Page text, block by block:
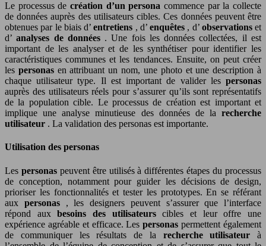
Le processus de création d’un persona commence par la collecte
de données auprès des utilisateurs cibles. Ces données peuvent être
obtenues par le biais d’entretiens , d’ enquêtes , d’ observations et
d’analyses de données . Une fois les données collectées, il est
important de les analyser et de les synthétiser pour identifier les
caractéristiques communes et les tendances. Ensuite, on peut créer
les personas en attribuant un nom, une photo et une description à
chaque utilisateur type. Il est important de valider les personas
auprès des utilisateurs réels pour s’assurer qu’ils sont représentatifs
de la population cible. Le processus de création est important et
implique une analyse minutieuse des données de la recherche
utilisateur . La validation des personas est importante.
Utilisation des personas
Les personas peuvent être utilisés à différentes étapes du processus
de conception, notamment pour guider les décisions de design,
prioriser les fonctionnalités et tester les prototypes. En se référant
aux personas , les designers peuvent s’assurer que l’interface
répond auxbesoins des utilisateurscibles et leur offre une
expérience agréable et efficace. Lespersonaspermettent également
de communiquer les résultats de la recherche utilisateur à